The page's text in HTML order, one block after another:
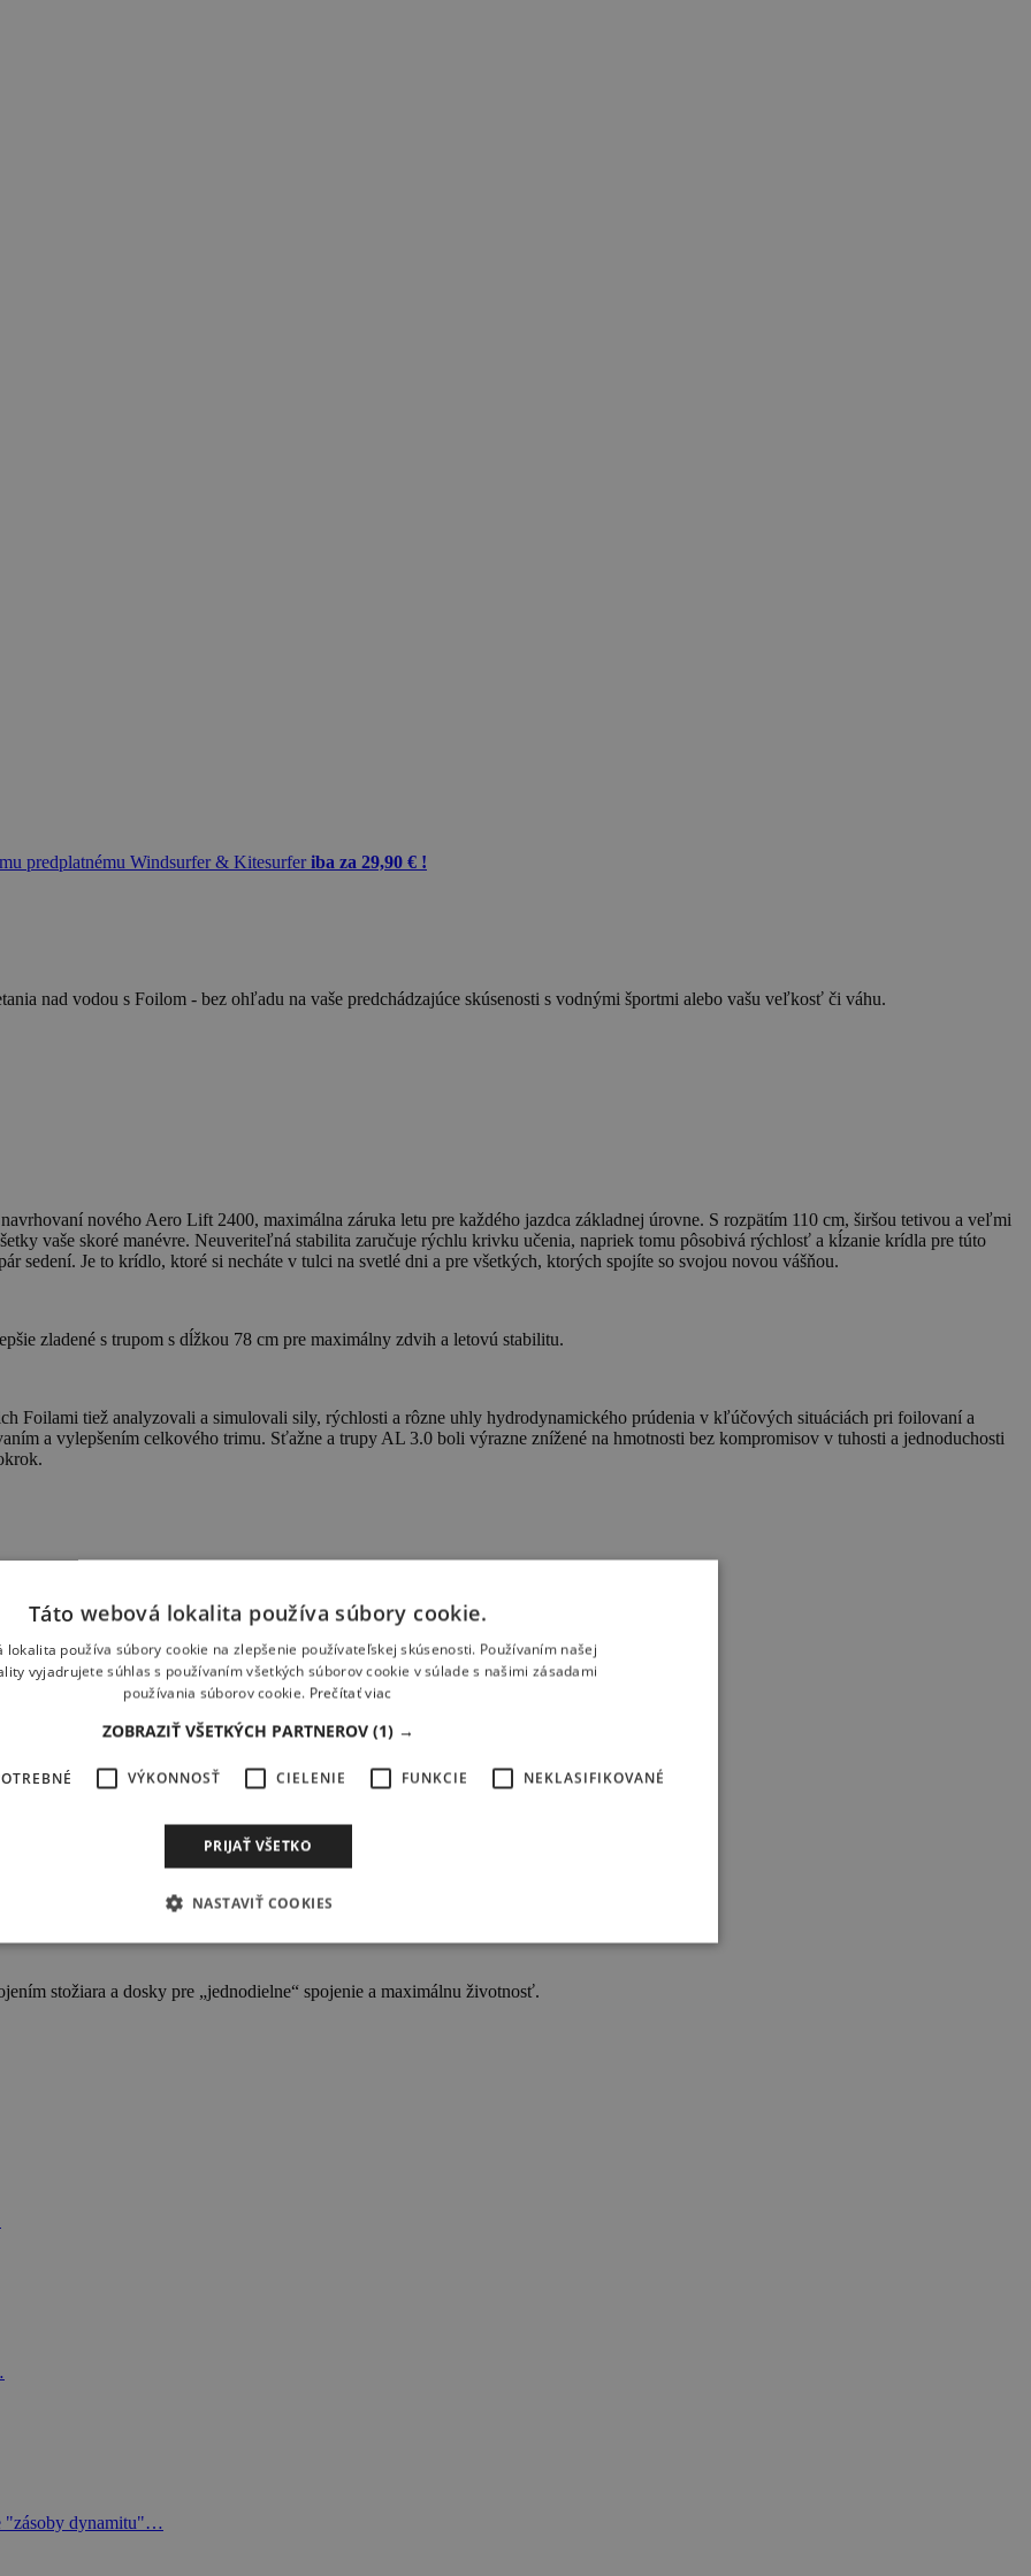
predplatnému Windsurfer & Kitesurferiba za 29,90 € !
nad vodou s Foilom - bez ohľadu na vaše predchádzajúce skúsenosti s vodnými športmi alebo vašu veľkosť či váhu.
nového Aero Lift 2400, maximálna záruka letu pre každého jazdca základnej úrovne. S rozpätím 110 cm, širšou tetivou a veľmi
vaše skoré manévre. Neuveriteľná stabilita zaručuje rýchlu krivku učenia, napriek tomu pôsobivá rýchlosť a kĺzanie krídla pre túto
Je to krídlo, ktoré si necháte v tulci na svetlé dni a pre všetkých, ktorých spojíte so svojou novou vášňou.
zladené s trupom s dĺžkou 78 cm pre maximálny zdvih a letovú stabilitu.
Foilami tiež analyzovali a simulovali sily, rýchlosti a rôzne uhly hydrodynamického prúdenia v kľúčových situáciách pri foilovaní a
a vylepšením celkového trimu. Sťažne a trupy AL 3.0 boli výrazne znížené na hmotnosti bez kompromisov v tuhosti a jednoduchosti
najskorší vzlet a neuveriteľne ľahké letové správanie.
s priamou ohybovou odozvou a minimálnou hmotnosťou.
a maximálne rozloženie zaťaženia – bez zaseknutia.
stožiara a dosky pre „jednodielne“ spojenie a maximálnu životnosť.
"zásoby dynamitu"…
Táto webová lokalita používa súbory cookie.
lokalita používa súbory cookie na zlepšenie používateľskej skúsenosti. Používaním našej
vyjadrujete súhlas s používaním všetkých súborov cookie v súlade s našimi zásadami
používania súborov cookie. Prečítať viac
ZOBRAZIŤ VŠETKÝCH PARTNEROV (1) →
VÝKONNOSŤ CIELENIE FUNKCIE NEKLASIFIKOVANÉ
PRIJAŤ VŠETKO
NASTAVIŤ COOKIES